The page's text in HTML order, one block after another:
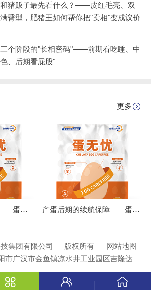
和猪贩子最先看什么？——皮红毛亮、双
臀型，肥猪王如何帮你把"卖相"变成议价
个阶段的"长相密码"——前期看吃睡、中
、后期看屁股"
更多
蛋壳无忧 收益更优——蛋无忧全程应用的经济账 产蛋后期的续航保障——蛋无忧如何应对热应激与高温挑战
集团有限公司 版权所有
网站地图
市广汉市金鱼镇凉水井工业园区吉隆达